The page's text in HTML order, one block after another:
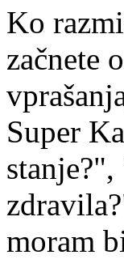
Ko
začnete
Super
moram